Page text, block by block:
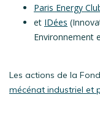
Paris Energy
et IDées
Environnement
Les actions de la
mécénat industriel et